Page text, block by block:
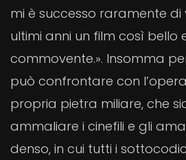
mi è successo raramente di
ultimi anni un film così bello
commovente.». Insomma
può confrontare con
propria pietra miliare, che
ammaliare i cinefili e gli
denso, in cui tutti i